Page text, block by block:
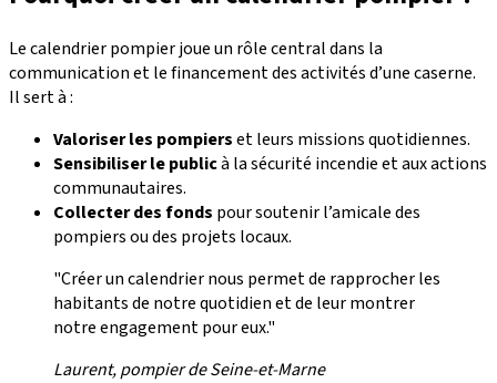
Le calendrier pompier joue un rôle central dans la
communication et le financement des activités d’une caserne.
Il sert à :
Valoriser les pompierset leurs missions quotidiennes.
Sensibiliser le publicà la sécurité incendie et aux actions
communautaires.
Collecter des fonds pour soutenir l’amicale des
pompiers ou des projets locaux.
"Créer un calendrier nous permet de rapprocher les
habitants de notre quotidien et de leur montrer
notre engagement pour eux."
Laurent, pompier de Seine-et-Marne